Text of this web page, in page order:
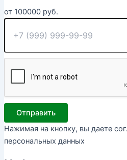
от 100000 руб.
Отправить
Нажимая на кнопку, вы даете
персональных данных